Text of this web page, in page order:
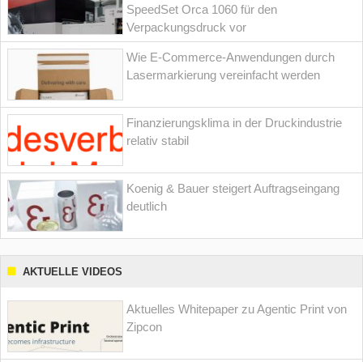
SpeedSet Orca 1060 für den
Verpackungsdruck vor
Wie E-Commerce-Anwendungen durch
Lasermarkierung vereinfacht werden
Finanzierungsklima in der Druckindustrie
relativ stabil
Koenig & Bauer steigert Auftragseingang
deutlich
AKTUELLE VIDEOS
Aktuelles Whitepaper zu Agentic Print von
Zipcon